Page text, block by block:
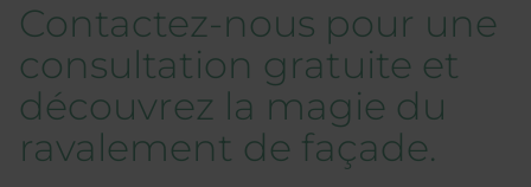
Contactez-nous pour une
consultation gratuite et
découvrez la magie du
ravalement de façade.